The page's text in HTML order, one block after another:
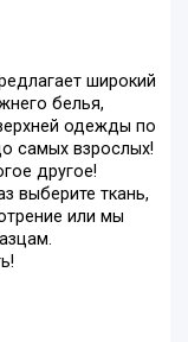
широкий
белья,
одежды по
самых взрослых!
другое!
выберите ткань,
или мы